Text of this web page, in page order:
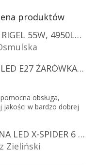
produktów
Lampa LED RIGEL 55W, 4950LM, E27, 6500K [WL-10]
to 5 na 5 gwiazdek.
SPECTRUM LED E27 ŻARÓWKA LED 9W, A60/10-PACK!
to 5 na 5 gwiazdek.
obsługa,
jakości w bardzo dobrej
LAMPA TYLNA LED X-SPIDER 6 FUNKCJI, R10, R148, R150, IP67, MOCOWANIE NA ŚRUBY [L2425]
to 5 na 5 gwiazdek.
Zieliński